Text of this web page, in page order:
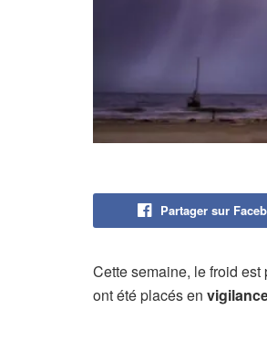
Partager sur
Cette semaine, le froid est
ont été placés en